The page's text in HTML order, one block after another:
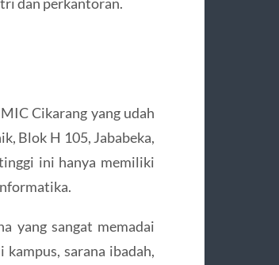
Cikarang yang udah
Blok H 105, Jababeka,
ini hanya memiliki
yang sangat memadai
sarana ibadah,